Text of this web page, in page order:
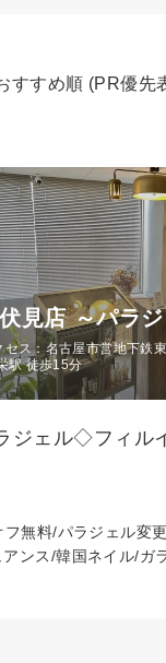
すすめ順 (PR優先
見店 ～パラ
セス：名古屋市営地下鉄
駅 徒歩15分
ジェル◇フィル
無料/パラジェル
ンス/韓国ネイル/